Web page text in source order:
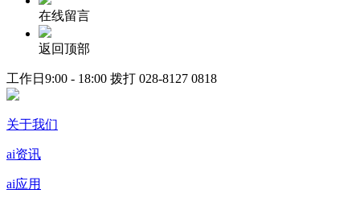
在线留言
返回顶部
工作日9:00 - 18:00 拨打 028-8127 0818
关于我们
ai资讯
ai应用